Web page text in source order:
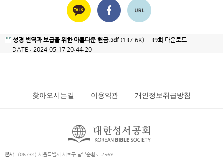
성경 번역과 보급을 위한 아름다운 헌금.pdf(137.6K)
39회 다운로드
DATE : 2024-05-17 20:44:20
찾아오시는길 이용약관 개인정보취급방침
본사 (06734) 서울특별시 서초구 남부순환로 2569